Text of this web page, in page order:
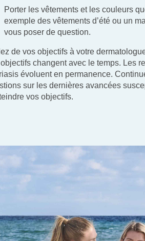
Porter les vêtements et les couleurs
exemple des vêtements d’été ou un
vous poser de question.
de vos objectifs à votre
changent avec le temps. Les
évoluent en permanence.
sur les dernières avancées
vos objectifs.